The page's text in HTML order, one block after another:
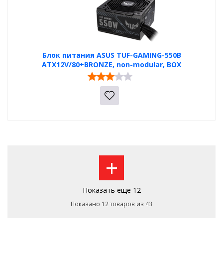
Блок питания ASUS TUF-GAMING-550B
ATX12V/80+BRONZE, non-modular, BOX
+
Показать еще 12
Показано 12 товаров из 43